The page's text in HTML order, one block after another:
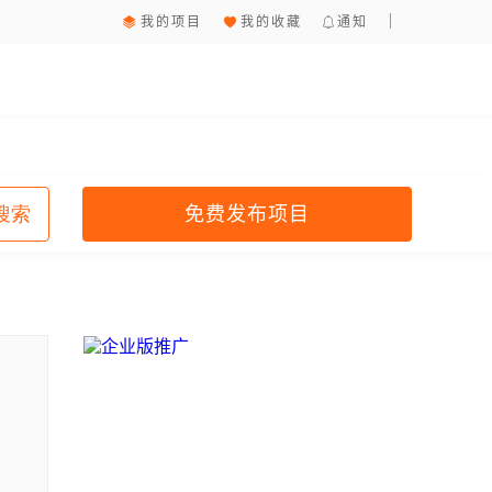
我的项目 我的收藏 通知
索 免费发布项目